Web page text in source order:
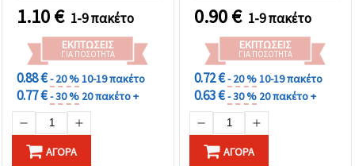
χειροτεχνίες,
ανθοσυνθέσεις, στεφάνια
& εορταστική
διακόσμηση
1.10€ 1-9 πακέτο
ΕΚΠΤΏΣΕΙΣ
ΓΙΑ ΠΟΣΌΤΗΤΑ
0.88 €- 20 %10-19 πακέτο
0.77 €- 30 % 20 πακέτο +
ΑΓΟΡΆ
& εορταστική
διακόσμηση
0.90€ 1-9 πακέτο
ΕΚΠΤΏΣΕΙΣ
ΓΙΑ ΠΟΣΌΤΗΤΑ
0.72 €- 20 %10-19 πακέτο
0.63 €- 30 % 20 πακέτο +
ΑΓΟΡΆ